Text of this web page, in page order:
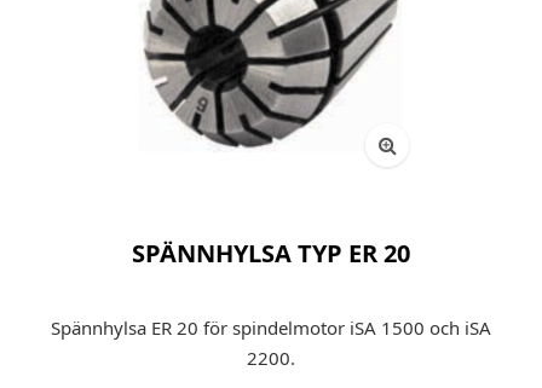
SPÄNNHYLSA TYP ER 20
Spännhylsa ER 20 för spindelmotor iSA 1500 och iSA
2200.